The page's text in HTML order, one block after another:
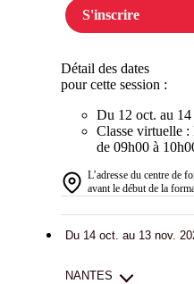
S'inscrire
Détail des dates
pour cette session :
Du 12 oct. au
Classe virtuelle
de 09h00 à
L’adresse du centre de
avant le début de la
Du 14 oct. au 13 nov.
NANTES